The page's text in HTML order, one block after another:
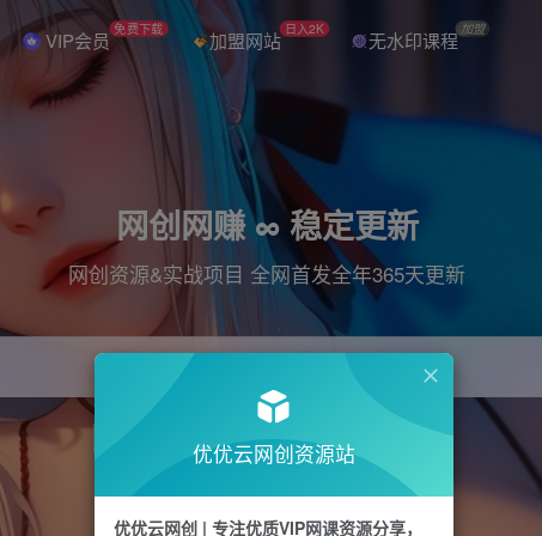
VIP会员 免费下载 加盟网站 日入2K 无水印课程 加盟
网创网赚 ∞ 稳定更新
网创资源&实战项目 全网首发全年365天更新
引流 直播 电商 剪辑
优优云网创资源站
优优云网创 | 专注优质VIP网课资源分享，